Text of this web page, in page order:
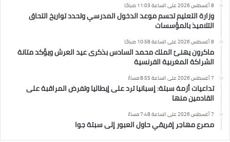
8 أغسطس 2026 على الساعة 11:03 صباحًا
وزارة التعليم تحسم موعد الدخول المدرسي وتحدد تواريخ التحاق
التلاميذ بالمؤسسات
8 أغسطس 2026 على الساعة 10:58 صباحًا
ماكرون يهنئ الملك محمد السادس بذكرى عيد العرش ويؤكد متانة
الشراكة المغربية الفرنسية
7 أغسطس 2026 على الساعة 8:55 مساءً
تداعيات أزمة سبتة: إسبانيا ترد على إيطاليا وتفرض المراقبة على
القادمين منها
7 أغسطس 2026 على الساعة 7:48 مساءً
مصرع مهاجر إفريقي حاول العبور إلى سبتة جوا